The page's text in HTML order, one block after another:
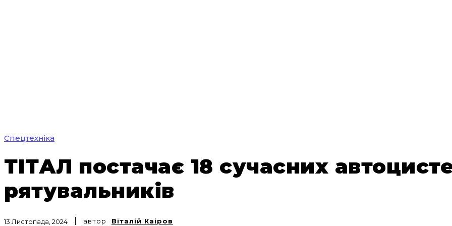
Спецтехніка
ТІТАЛ постачає 18 сучасних
рятувальників
13 Листопада, 2024 автор Віталій Каіров